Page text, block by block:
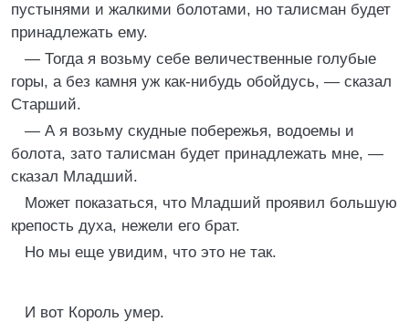
пустынями и жалкими болотами, но талисман будет
принадлежать ему.
— Тогда я возьму себе величественные голубые
горы, а без камня уж как-нибудь обойдусь, — сказал
Старший.
— А я возьму скудные побережья, водоемы и
болота, зато талисман будет принадлежать мне, —
сказал Младший.
Может показаться, что Младший проявил большую
крепость духа, нежели его брат.
Но мы еще увидим, что это не так.
И вот Король умер.